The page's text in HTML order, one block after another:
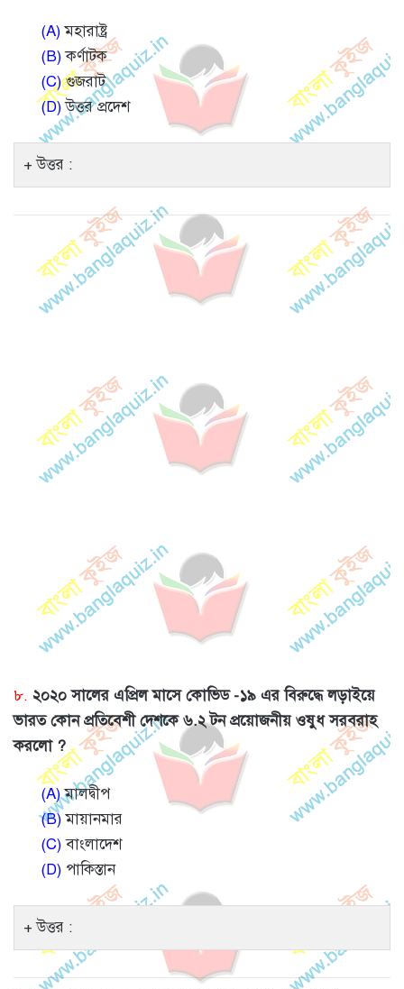
(A)মহারাষ্ট্র
(B)কর্ণাটক
(C)গুজরাট
(D)উত্তর প্রদেশ
উত্তর :
৮. ২০২০ সালের এপ্রিল মাসে কোভিড -১৯ এর বিরুদ্ধে লড়াইয়ে
ভারত কোন প্রতিবেশী দেশকে ৬.২ টন প্রয়োজনীয় ওষুধ সরবরাহ
করলো ?
(A)মালদ্বীপ
(B)মায়ানমার
(C)বাংলাদেশ
(D) পাকিস্তান
উত্তর :